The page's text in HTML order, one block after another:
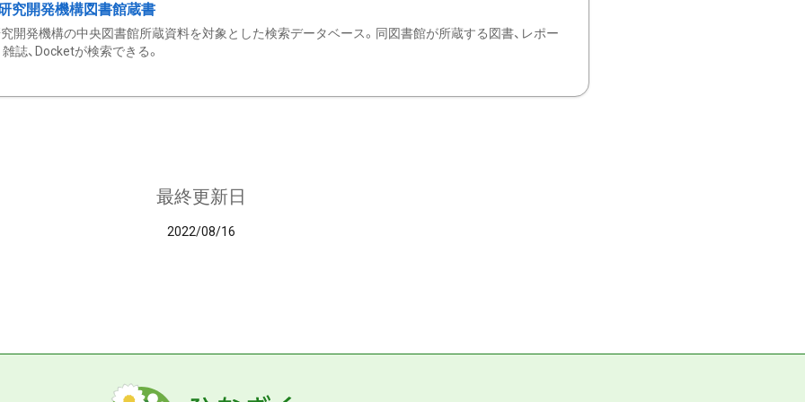
究開発機構図書館蔵書
開発機構の中央図書館所蔵資料を対象とした検索データベース。同図書館が所蔵する図書、レポー
雑誌、Docketが検索できる。
最終更新日
2022/08/16